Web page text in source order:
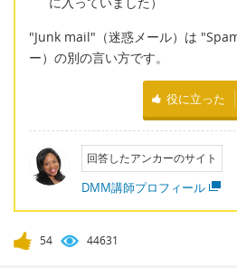
"Junk mail"（迷惑メール）は
ー）の別の言い方です。
役に立った
回答したアンカーのサイト
DMM講師プロフィール
54 44631